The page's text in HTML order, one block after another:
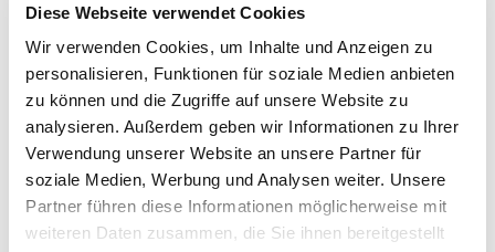
Diese Webseite verwendet Cookies
Wir verwenden Cookies, um Inhalte und Anzeigen zu
personalisieren, Funktionen für soziale Medien anbieten
zu können und die Zugriffe auf unsere Website zu
analysieren. Außerdem geben wir Informationen zu Ihrer
Verwendung unserer Website an unsere Partner für
soziale Medien, Werbung und Analysen weiter. Unsere
Partner führen diese Informationen möglicherweise mit
weiteren Daten zusammen, die Sie ihnen bereitgestellt
Zum 1. Januar 2025 sind Erleichterungen
mutterschutzrechtlichen
Gefährdungsbeurteilung in Kraft
getreten.
10.01.2025
Den Faden weiterspinnen – Textile
Forderungen für die Bundestagswahl
Südwesttextil, der Wirtschafts- und
Arbeitgeberverband der baden-
württembergischen Textil- und
Bekleidungsindustrie, richtet zehn